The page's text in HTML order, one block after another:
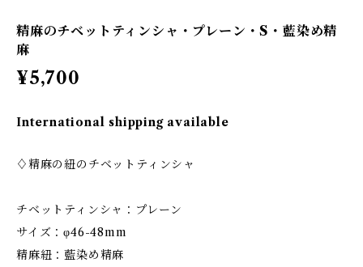
精麻のチベットティンシャ・プレーン・S・藍染め精
麻
¥5,700
International shipping available
♢精麻の紐のチベットティンシャ
チベットティンシャ：プレーン
サイズ：φ46-48mm
精麻紐：藍染め精麻